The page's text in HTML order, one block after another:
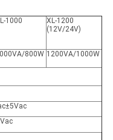
1000
XL-1200
(12V/24V)
800W 1200VA/1000W